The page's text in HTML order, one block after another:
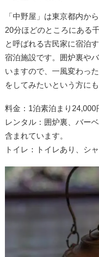
「中野屋」は東京都内か
20分ほどのところにある
と呼ばれる古民家に宿泊
宿泊施設です。囲炉裏や
いますので、一風変わっ
をしてみたいという方に
料金：1泊素泊まり24,000
レンタル：囲炉裏、バー
含まれています。
トイレ：トイレあり、シ